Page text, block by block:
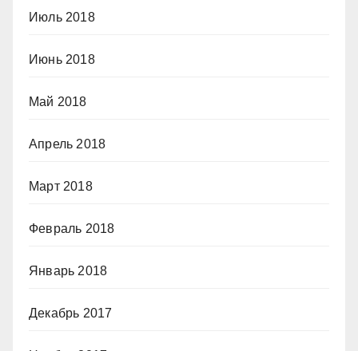
Июль 2018
Июнь 2018
Май 2018
Апрель 2018
Март 2018
Февраль 2018
Январь 2018
Декабрь 2017